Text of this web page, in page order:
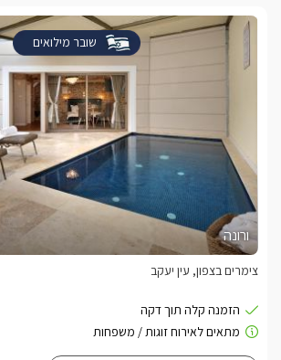
שובר מילואים
ורונה
צימרים בצפון, עין יעקב